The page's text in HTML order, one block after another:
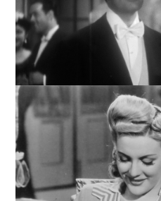
LA MUJER QUE
LA MUJER QUE